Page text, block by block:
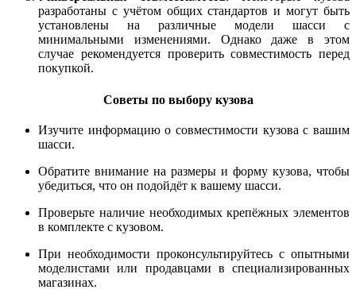
разработаны с учётом общих стандартов и могут быть
установлены на различные модели шасси с
минимальными изменениями. Однако даже в этом
случае рекомендуется проверить совместимость перед
покупкой.
Советы по выбору кузова
Изучите информацию о совместимости кузова с вашим
шасси.
Обратите внимание на размеры и форму кузова, чтобы
убедиться, что он подойдёт к вашему шасси.
Проверьте наличие необходимых крепёжных элементов
в комплекте с кузовом.
При необходимости проконсультируйтесь с опытными
моделистами или продавцами в специализированных
магазинах.